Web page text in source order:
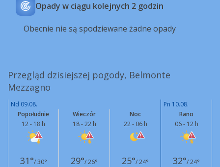
Opady w ciągu kolejnych 2 godzin
Obecnie nie są spodziewane żadne opady
Przegląd dzisiejszej pogody, Belmonte
Mezzagno
Nd 09.08.
Pn 10.08.
Popołudnie
12 - 18 h
Wieczór
18 - 22 h
Noc
22 - 06 h
Rano
06 - 12 h
31°/ 30° 29°/ 26° 25°/ 24° 32°/ 24°